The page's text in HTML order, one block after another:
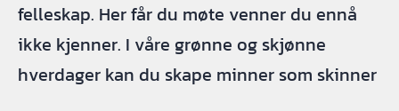
felleskap. Her får du møte venner du ennå
ikke kjenner. I våre grønne og skjønne
hverdager kan du skape minner som skinner